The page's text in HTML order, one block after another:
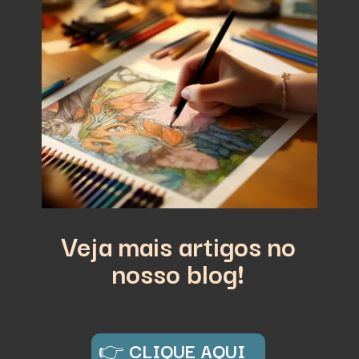
Veja mais artigos no
nosso blog!
👉 CLIQUE AQUI